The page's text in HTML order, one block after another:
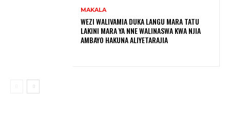
MAKALA
WEZI WALIVAMIA DUKA LANGU MARA TATU
LAKINI MARA YA NNE WALINASWA KWA NJIA
AMBAYO HAKUNA ALIYETARAJIA